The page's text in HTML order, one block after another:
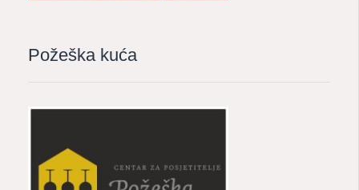
Požeška kuća